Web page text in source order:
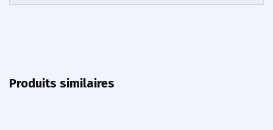
Produits similaires